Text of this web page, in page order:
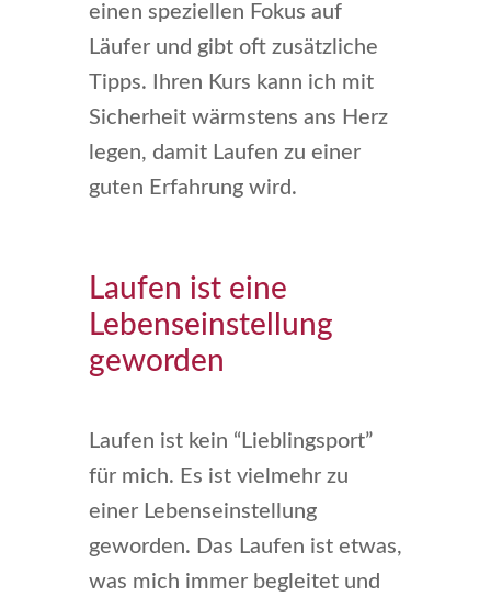
einen speziellen Fokus auf
Läufer und gibt oft zusätzliche
Tipps. Ihren Kurs kann ich mit
Sicherheit wärmstens ans Herz
legen, damit Laufen zu einer
guten Erfahrung wird.
Laufen ist eine
Lebenseinstellung
geworden
Laufen ist kein “Lieblingsport”
für mich. Es ist vielmehr zu
einer Lebenseinstellung
geworden. Das Laufen ist etwas,
was mich immer begleitet und